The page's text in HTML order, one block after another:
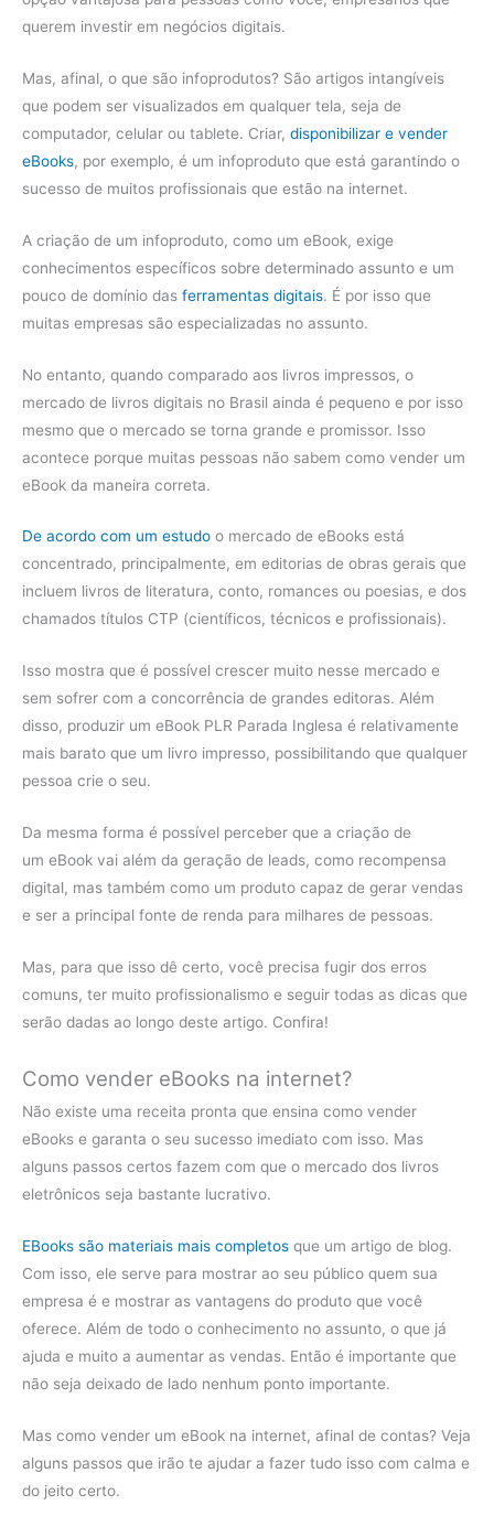
querem investir em negócios digitais.
Mas, afinal, o que são infoprodutos? São artigos intangíveis
que podem ser visualizados em qualquer tela, seja de
computador, celular ou tablete. Criar, disponibilizar e vender
eBooks, por exemplo, é um infoproduto que está garantindo o
sucesso de muitos profissionais que estão na internet.
A criação de um infoproduto, como um eBook, exige
conhecimentos específicos sobre determinado assunto e um
pouco de domínio das ferramentas digitais. É por isso que
muitas empresas são especializadas no assunto.
No entanto, quando comparado aos livros impressos, o
mercado de livros digitais no Brasil ainda é pequeno e por isso
mesmo que o mercado se torna grande e promissor. Isso
acontece porque muitas pessoas não sabem como vender um
eBook da maneira correta.
De acordo com um estudo o mercado de eBooks está
concentrado, principalmente, em editorias de obras gerais que
incluem livros de literatura, conto, romances ou poesias, e dos
chamados títulos CTP (científicos, técnicos e profissionais).
Isso mostra que é possível crescer muito nesse mercado e
sem sofrer com a concorrência de grandes editoras. Além
disso, produzir um eBook PLR Parada Inglesa é relativamente
mais barato que um livro impresso, possibilitando que qualquer
pessoa crie o seu.
Da mesma forma é possível perceber que a criação de
um eBook vai além da geração de leads, como recompensa
digital, mas também como um produto capaz de gerar vendas
e ser a principal fonte de renda para milhares de pessoas.
Mas, para que isso dê certo, você precisa fugir dos erros
comuns, ter muito profissionalismo e seguir todas as dicas que
serão dadas ao longo deste artigo. Confira!
Como vender eBooks na internet?
Não existe uma receita pronta que ensina como vender
eBooks e garanta o seu sucesso imediato com isso. Mas
alguns passos certos fazem com que o mercado dos livros
eletrônicos seja bastante lucrativo.
EBooks são materiais mais completos que um artigo de blog.
Com isso, ele serve para mostrar ao seu público quem sua
empresa é e mostrar as vantagens do produto que você
oferece. Além de todo o conhecimento no assunto, o que já
ajuda e muito a aumentar as vendas. Então é importante que
não seja deixado de lado nenhum ponto importante.
Mas como vender um eBook na internet, afinal de contas? Veja
alguns passos que irão te ajudar a fazer tudo isso com calma e
do jeito certo.